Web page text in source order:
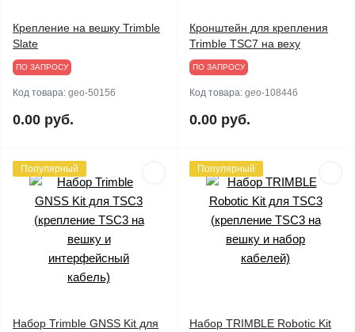
Крепление на вешку Trimble
Slate
ПО ЗАПРОСУ
Код товара: geo-50156
0.00 руб.
Кронштейн для крепления
Trimble TSC7 на веху
ПО ЗАПРОСУ
Код товара: geo-108446
0.00 руб.
Популярный
Набор Trimble GNSS Kit для
Популярный
Набор TRIMBLE Robotic Kit